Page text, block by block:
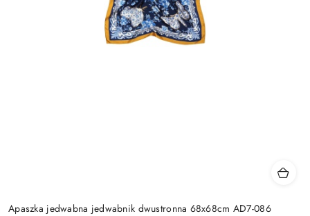
Apaszka jedwabna jedwabnik dwustronna 68x68cm AD7-086